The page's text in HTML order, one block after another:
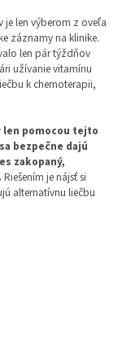
je len výberom z oveľa
záznamy na klinike.
len pár týždňov
užívanie vitamínu
k chemoterapii,
len pomocou tejto
bezpečne dajú
zakopaný,
Riešením je nájsť si
alternatívnu liečbu